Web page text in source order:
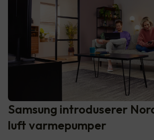
Samsung introduserer
luft varmepumper